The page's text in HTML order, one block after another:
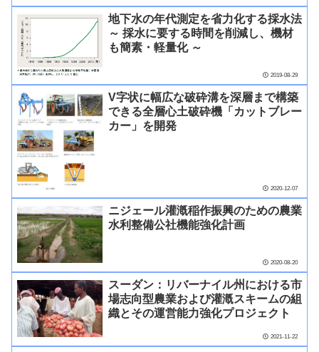
地下水の年代測定を省力化する採水法
～ 採水に要する時間を削減し、機材
も簡素・軽量化 ～
2019-08-29
V字状に幅広な破砕溝を深層まで構築
できる全層心土破砕機「カットブレー
カー」を開発
2020-12-07
ニジェール灌漑稲作振興のための農業
水利整備公社機能強化計画
2020-08-20
スーダン：リバーナイル州における市
場志向型農業および灌漑スキームの組
織とその運営能力強化プロジェクト
2021-11-22